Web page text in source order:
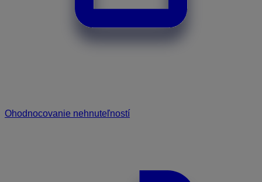
Ohodnocovanie nehnuteľností